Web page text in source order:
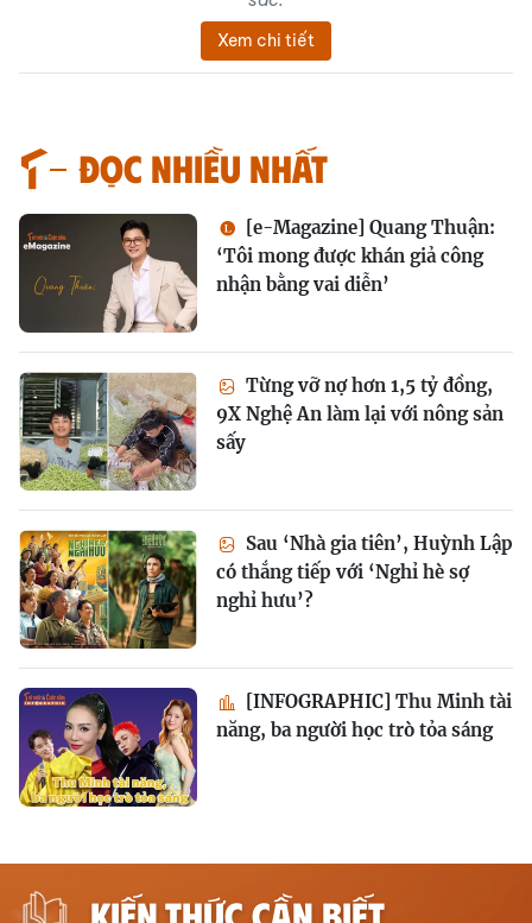
Xem chi tiết
Đọc nhiều nhất
[e-Magazine] Quang Thuận:
‘Tôi mong được khán giả công
nhận bằng vai diễn’
Từng vỡ nợ hơn 1,5 tỷ đồng,
9X Nghệ An làm lại với nông sản
sấy
Sau ‘Nhà gia tiên’, Huỳnh Lập
có thắng tiếp với ‘Nghỉ hè sợ
nghỉ hưu’?
[INFOGRAPHIC] Thu Minh tài
năng, ba người học trò tỏa sáng